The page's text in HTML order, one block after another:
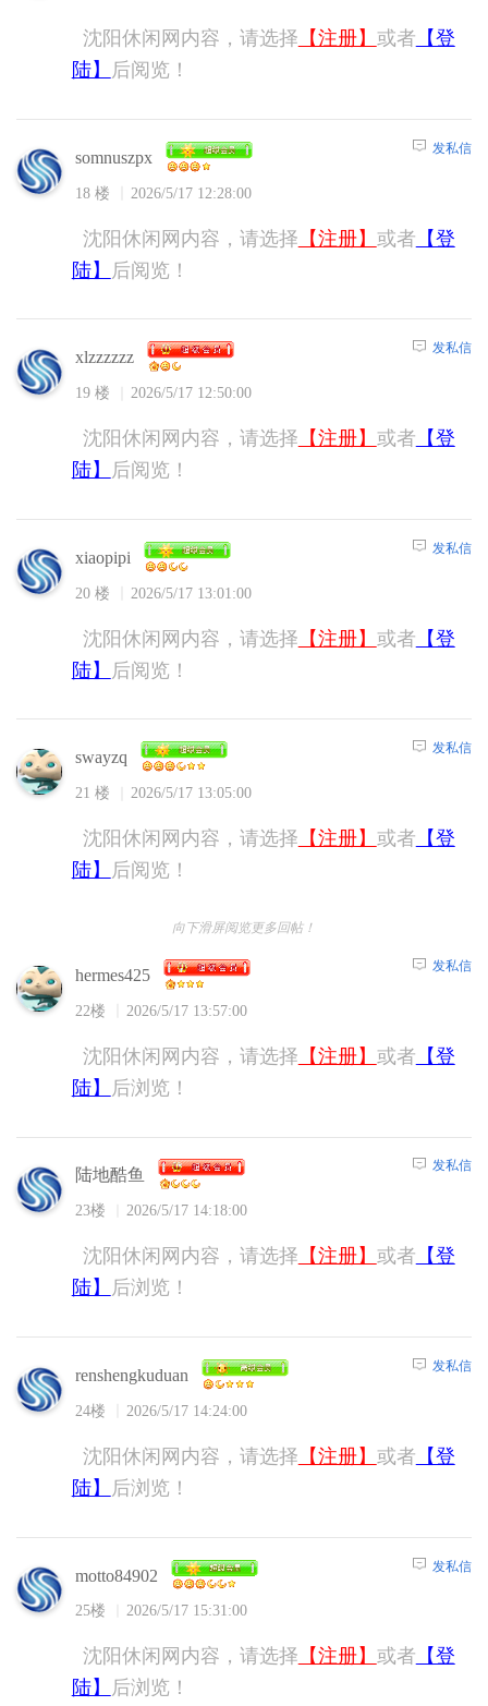
沈阳休闲网内容，请选择 【注册】 或者 【登
陆】
后阅览！
somnuszpx
18 楼 2026/5/17 12:28:00
发私信
沈阳休闲网内容，请选择 【注册】 或者 【登
陆】
后阅览！
xlzzzzzz
19 楼 2026/5/17 12:50:00
发私信
沈阳休闲网内容，请选择 【注册】 或者 【登
陆】
后阅览！
xiaopipi
20 楼 2026/5/17 13:01:00
发私信
沈阳休闲网内容，请选择 【注册】 或者 【登
陆】
后阅览！
swayzq
21 楼 2026/5/17 13:05:00
发私信
沈阳休闲网内容，请选择 【注册】 或者 【登
陆】
后阅览！
向下滑屏阅览更多回帖！
hermes425
22楼 2026/5/17 13:57:00
发私信
沈阳休闲网内容，请选择 【注册】 或者 【登
陆】
后浏览！
陆地酷鱼
23楼 2026/5/17 14:18:00
发私信
沈阳休闲网内容，请选择 【注册】 或者 【登
陆】
后浏览！
renshengkuduan
24楼 2026/5/17 14:24:00
发私信
沈阳休闲网内容，请选择 【注册】 或者 【登
陆】
后浏览！
motto84902
25楼 2026/5/17 15:31:00
发私信
沈阳休闲网内容，请选择 【注册】 或者 【登
陆】
后浏览！